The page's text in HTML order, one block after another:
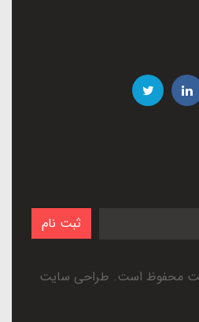
ثبت نام
محفوظ است. طراحی سایت